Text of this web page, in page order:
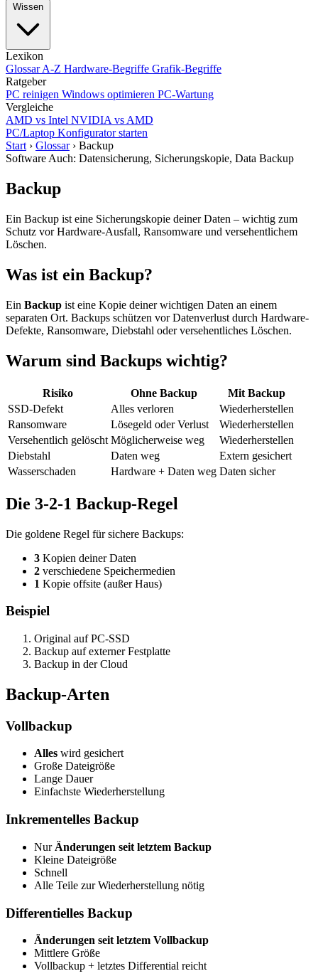
Wissen
Lexikon
Glossar A-Z Hardware-Begriffe Grafik-Begriffe
Ratgeber
PC reinigen Windows optimieren PC-Wartung
Vergleiche
AMD vs Intel NVIDIA vs AMD
PC/Laptop Konfigurator starten
Start › Glossar › Backup
Software Auch: Datensicherung, Sicherungskopie, Data Backup
Backup
Ein Backup ist eine Sicherungskopie deiner Daten – wichtig zum
Schutz vor Hardware-Ausfall, Ransomware und versehentlichem
Löschen.
Was ist ein Backup?
Ein Backup ist eine Kopie deiner wichtigen Daten an einem
separaten Ort. Backups schützen vor Datenverlust durch Hardware-
Defekte, Ransomware, Diebstahl oder versehentliches Löschen.
Warum sind Backups wichtig?
Risiko Ohne Backup
Mit Backup
SSD-Defekt
Alles verloren
Wiederherstellen
Ransomware
Lösegeld oder Verlust
Wiederherstellen
Versehentlich gelöscht Möglicherweise weg
Wiederherstellen
Diebstahl
Daten weg
Extern gesichert
Wasserschaden
Hardware + Daten weg Daten sicher
Die 3-2-1 Backup-Regel
Die goldene Regel für sichere Backups:
3 Kopien deiner Daten
2 verschiedene Speichermedien
1 Kopie offsite (außer Haus)
Beispiel
Original auf PC-SSD
Backup auf externer Festplatte
Backup in der Cloud
Backup-Arten
Vollbackup
Alles wird gesichert
Große Dateigröße
Lange Dauer
Einfachste Wiederherstellung
Inkrementelles Backup
Nur Änderungen seit letztem Backup
Kleine Dateigröße
Schnell
Alle Teile zur Wiederherstellung nötig
Differentielles Backup
Änderungen seit letztem Vollbackup
Mittlere Größe
Vollbackup + letztes Differential reicht